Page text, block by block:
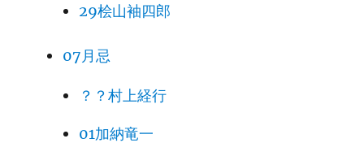
29桧山袖四郎
07月忌
？？村上経行
01加納竜一